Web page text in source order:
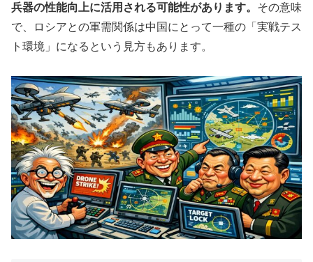
兵器の性能向上に活用される可能性があります。 その意味
で、ロシアとの軍需関係は中国にとって一種の「実戦テス
ト環境」になるという見方もあります。